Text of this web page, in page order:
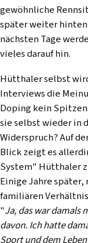
gewöhnliche
später weiter
nächsten Tage
vieles darauf hin.
Hütthaler selbst
Interviews die
Doping kein
sie selbst wieder in
Widerspruch? Auf
Blick zeigt es
System" Hütthaler
Einige Jahre
familiären
"Ja, das war damals
davon. Ich hatte
Sport und dem